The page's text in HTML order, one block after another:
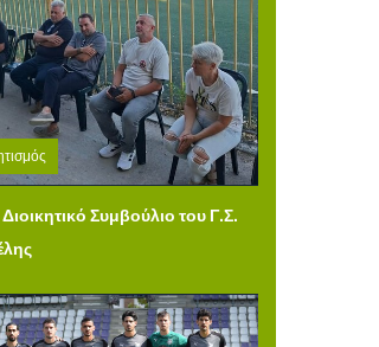
Τετάρτη 05 Αυγούστου 2026 12:31
Συμβούλιο του Γ.Σ.